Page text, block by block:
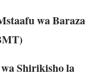
wa Baraza
Shirikisho la